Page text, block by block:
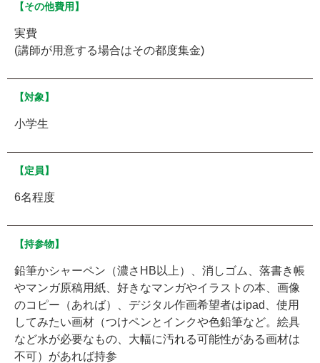
【その他費用】
実費
(講師が用意する場合はその都度集金)
【対象】
小学生
【定員】
6名程度
【持参物】
鉛筆かシャーペン（濃さHB以上）、消しゴム、落書き帳
やマンガ原稿用紙、好きなマンガやイラストの本、画像
のコピー（あれば）、デジタル作画希望者はipad、使用
してみたい画材（つけペンとインクや色鉛筆など。絵具
など水が必要なもの、大幅に汚れる可能性がある画材は
不可）があれば持参